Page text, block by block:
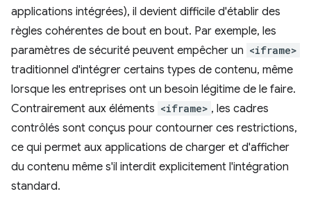
applications intégrées), il devient difficile d'établir des
règles cohérentes de bout en bout. Par exemple, les
paramètres de sécurité peuvent empêcher un <iframe>
traditionnel d'intégrer certains types de contenu, même
lorsque les entreprises ont un besoin légitime de le faire.
Contrairement aux éléments <iframe> , les cadres
contrôlés sont conçus pour contourner ces restrictions,
ce qui permet aux applications de charger et d'afficher
du contenu même s'il interdit explicitement l'intégration
standard.